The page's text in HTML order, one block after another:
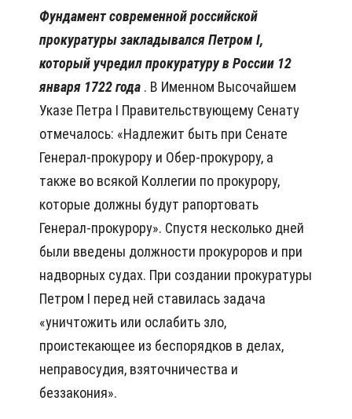
Фундамент современной российской
прокуратуры закладывался Петром I,
который учредил прокуратуру в России 12
января 1722 года . В Именном Высочайшем
Указе Петра I Правительствующему Сенату
отмечалось: «Надлежит быть при Сенате
Генерал-прокурору и Обер-прокурору, а
также во всякой Коллегии по прокурору,
которые должны будут рапортовать
Генерал-прокурору». Спустя несколько дней
были введены должности прокуроров и при
надворных судах. При создании прокуратуры
Петром I перед ней ставилась задача
«уничтожить или ослабить зло,
проистекающее из беспорядков в делах,
неправосудия, взяточничества и
беззакония».